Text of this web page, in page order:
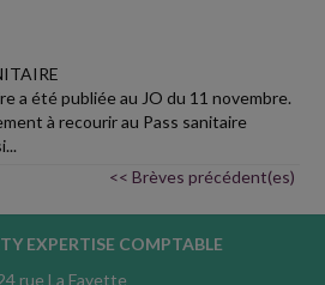
a été publiée au JO du 11 novembre.
à recourir au Pass sanitaire
<< Brèves précédent(es)
EXPERTISE COMPTABLE
rue La Fayette